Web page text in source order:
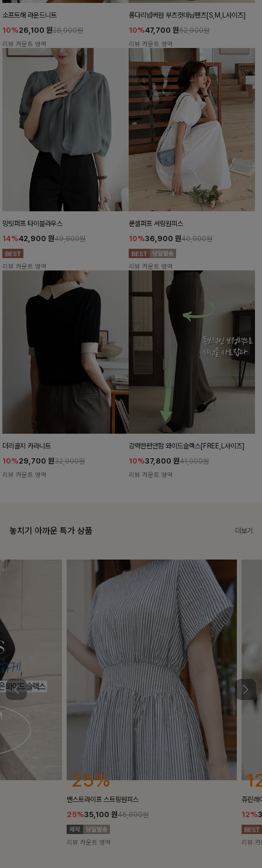
소프트해 라운드니트
10%26,100 원28,900원
리뷰 카운트 영역
롱다리넘버원 부츠컷데님팬츠[S,M,L사이즈]
10%47,700 원52,900원
리뷰 카운트 영역
밍팃퍼프 타이블라우스
14%42,900 원49,800원
리뷰 카운트 영역
룬셀퍼프 셔링원피스
10%36,900 원40,900원
리뷰 카운트 영역
더리골지 카라니트
10%29,700 원32,900원
리뷰 카운트 영역
강력한편안함 와이드슬랙스[FREE,L사이즈]
10%37,800 원41,900원
리뷰 카운트 영역
놓치기 아까운 특가 상품 더보기
25%
밴스트라이프 스트링원피스
35,100원46,800원
리뷰 카운트 영역
12%
쥬린레이스 카
리뷰 카운트 영